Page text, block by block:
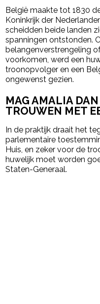
België maakte tot 1830
Koninkrijk der
scheidden beide landen
spanningen ontstonden.
belangenverstrengeling
voorkomen, werd een
troonopvolger en een
ongewenst gezien.
MAG AMALIA
TROUWEN MET
In de praktijk draait het
parlementaire
Huis, en zeker voor de
huwelijk moet worden
Staten-Generaal.